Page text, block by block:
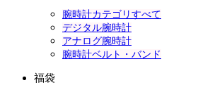
腕時計カテゴリすべて
デジタル腕時計
アナログ腕時計
腕時計ベルト・バンド
福袋